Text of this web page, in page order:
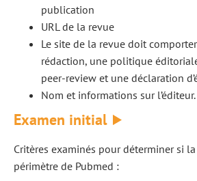
publication
URL de la revue
Le site de la revue doit
rédaction, une politique
peer-review et une déclaration
Nom et informations sur l’éditeur.
Examen initial
Critères examinés pour déterminer si
périmètre de Pubmed :